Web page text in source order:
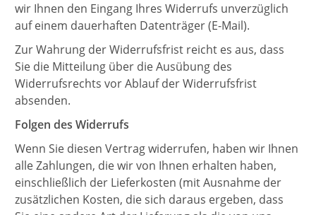
wir Ihnen den Eingang Ihres Widerrufs unverzüglich
auf einem dauerhaften Datenträger (E-Mail).
Zur Wahrung der Widerrufsfrist reicht es aus, dass
Sie die Mitteilung über die Ausübung des
Widerrufsrechts vor Ablauf der Widerrufsfrist
absenden.
Folgen des Widerrufs
Wenn Sie diesen Vertrag widerrufen, haben wir Ihnen
alle Zahlungen, die wir von Ihnen erhalten haben,
einschließlich der Lieferkosten (mit Ausnahme der
zusätzlichen Kosten, die sich daraus ergeben, dass